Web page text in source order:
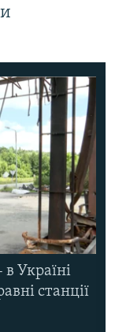
Україні
станції